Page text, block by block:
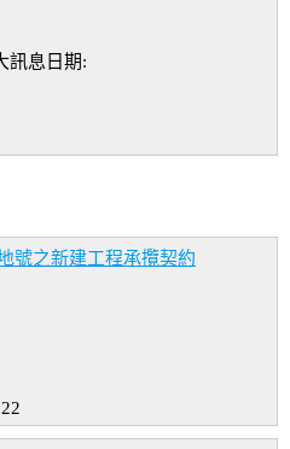
訊息日期:
號之新建工程承攬契約